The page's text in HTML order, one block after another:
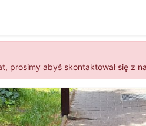
prosimy abyś skontaktował się z